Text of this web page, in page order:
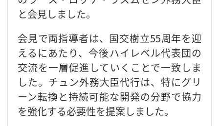
と会見しました。
会見で両指導者は、国交樹立55周年を迎
えるにあたり、今後ハイレベル代表団の
交流を一層促進していくことで一致しま
した。チュン外務大臣代行は、特にグリ
ーン転換と持続可能な開発の分野で協力
を強化する必要性を提案しました。